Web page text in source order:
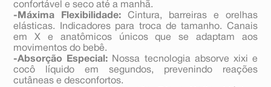
confortável e seco até a manhã.
-Máxima Flexibilidade: Cintura, barreiras e orelhas
elásticas. Indicadores para troca de tamanho. Canais
em X e anatômicos únicos que se adaptam aos
movimentos do bebê.
-Absorção Especial: Nossa tecnologia absorve xixi e
cocô líquido em segundos, prevenindo reações
cutâneas e desconfortos.